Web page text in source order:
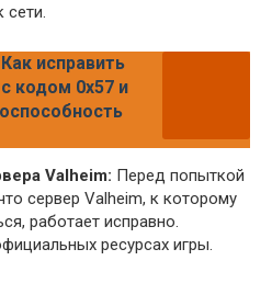
сети.
Как исправить
кодом 0x57 и
Valheim: Перед попыткой
сервер Valheim, к которому
работает исправно.
ресурсах игры.